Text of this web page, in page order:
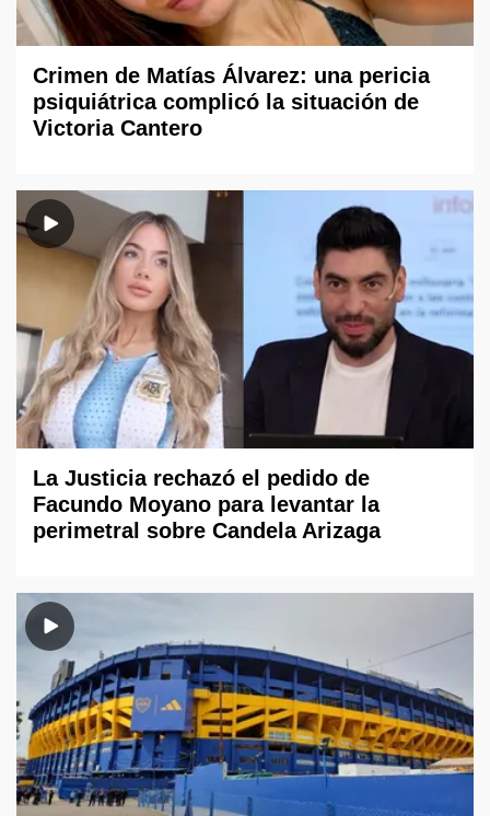
Crimen de Matías Álvarez: una pericia
psiquiátrica complicó la situación de
Victoria Cantero
La Justicia rechazó el pedido de
Facundo Moyano para levantar la
perimetral sobre Candela Arizaga